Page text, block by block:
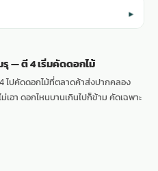
▾
— ตี 4 เริ่มคัดดอกไม้
ปคัดดอกไม้ที่ตลาดค้าส่งปากคลอง
อา ดอกไหนบานเกินไปก็ข้าม คัดเฉพาะ